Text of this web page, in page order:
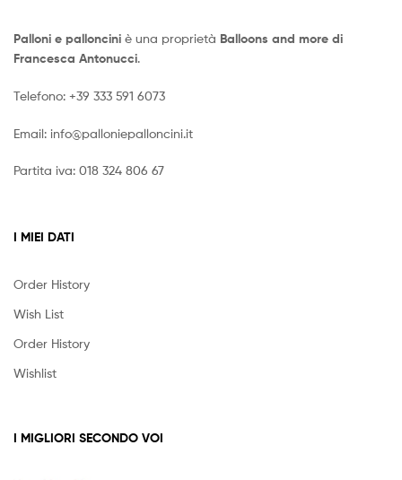
Palloni e palloncini è una proprietà Balloons and more di
Francesca Antonucci.
Telefono: +39 333 591 6073
Email: info@palloniepalloncini.it
Partita iva: 018 324 806 67
I MIEI DATI
Order History
Wish List
Order History
Wishlist
I MIGLIORI SECONDO VOI